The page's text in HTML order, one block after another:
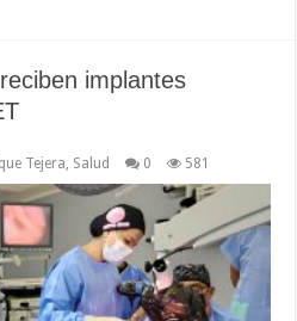
implantes
Tejera Salud 0 581